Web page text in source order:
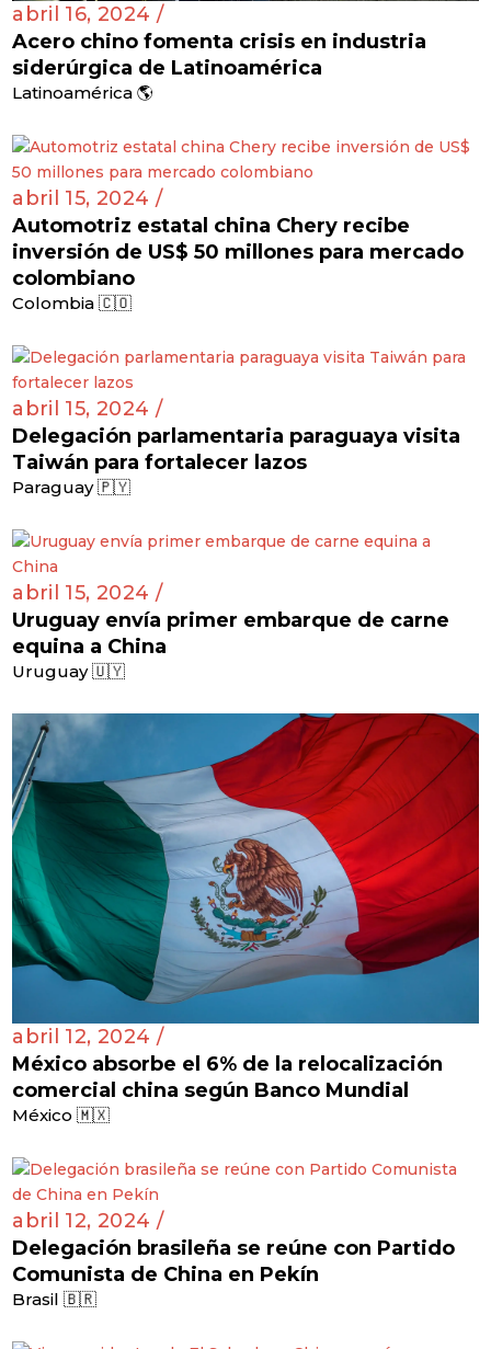
abril 16, 2024 /
Acero chino fomenta crisis en industria
siderúrgica de Latinoamérica
Latinoamérica 🌎
abril 15, 2024 /
Automotriz estatal china Chery recibe
inversión de US$ 50 millones para mercado
colombiano
Colombia 🇨🇴
abril 15, 2024 /
Delegación parlamentaria paraguaya visita
Taiwán para fortalecer lazos
Paraguay 🇵🇾
abril 15, 2024 /
Uruguay envía primer embarque de carne
equina a China
Uruguay 🇺🇾
abril 12, 2024 /
México absorbe el 6% de la relocalización
comercial china según Banco Mundial
México 🇲🇽
abril 12, 2024 /
Delegación brasileña se reúne con Partido
Comunista de China en Pekín
Brasil 🇧🇷